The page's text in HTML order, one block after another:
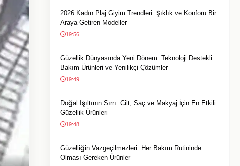
2026 Kadın Plaj Giyim Trendleri: Şıklık ve Konforu Bir
Araya Getiren Modeller
19:56
Güzellik Dünyasında Yeni Dönem: Teknoloji Destekli
Bakım Ürünleri ve Yenilikçi Çözümler
19:49
Doğal Işıltının Sırrı: Cilt, Saç ve Makyaj İçin En Etkili
Güzellik Ürünleri
19:48
Güzelliğin Vazgeçilmezleri: Her Bakım Rutininde
Olması Gereken Ürünler